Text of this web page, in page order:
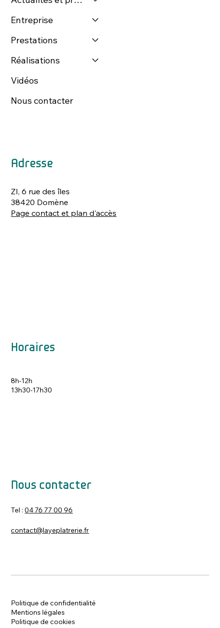
Entreprise
Prestations
Réalisations
Vidéos
Nous contacter
Adresse
ZI, 6 rue des îles
38420 Domène
Page contact et plan d'accès
Horaires
8h-12h
13h30-17h30
Nous contacter
Tel :04 76 77 00 96
contact@layeplatrerie.fr
Politique de confidentialité
Mentions légales
Politique de cookies